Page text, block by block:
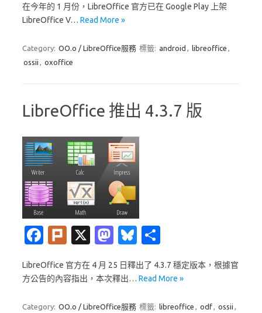
e
o
o
k
t
d
es
y
在今年的 1 月份，LibreOffice 官方已在 Google Play 上架
LibreOffice V… Read More »
Category: OO.o / LibreOffice服務 標籤: android , libreoffice ,
ossii , oxoffice
LibreOffice 推出 4.3.7 版
Fa
e
Pl
k
X
M
t
Bl
es
LibreOffice 官方在 4 月 25 日釋出了 4.3.7 穩定版本，根據官
方公告的內容指出，本次釋出… Read More »
Category: OO.o / LibreOffice服務 標籤: libreoffice , odf, ossii ,